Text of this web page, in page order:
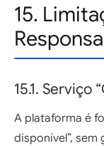
15.
15.1. Serviço
A plataforma é
disponível”,